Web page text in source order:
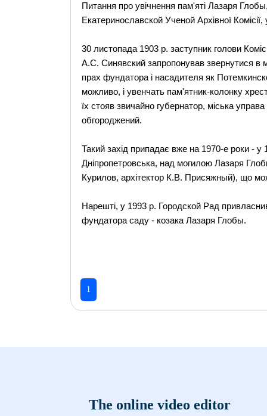
Питання про увічнення пам'яті Лазаря
Екатеринославской Ученой Архівної
30 листопада 1903 р. заступник голови
А.С. Синявский запропонував звернутися в
прах фундатора і насадителя як
можливо, і увенчать пам'ятник-колонку
їх стояв звичайно губернатор, міська
обгороджений.
Такий захід припадає вже на 1970-е роки - у
Дніпропетровська, над могилою Лазаря
Курилов, архітектор К.В. Присяжный), що
Нарешті, у 1993 р. Городской Рад
фундатора саду - козака Лазаря Глобы.
1
The online video editor